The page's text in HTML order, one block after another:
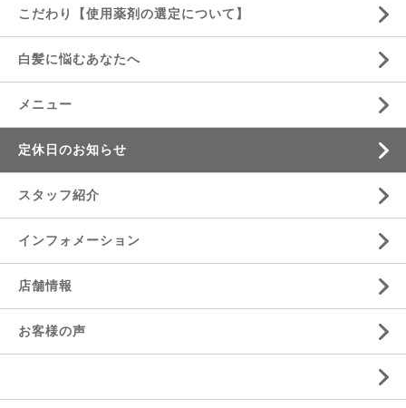
こだわり【使用薬剤の選定について】
白髪に悩むあなたへ
メニュー
定休日のお知らせ
スタッフ紹介
インフォメーション
店舗情報
お客様の声